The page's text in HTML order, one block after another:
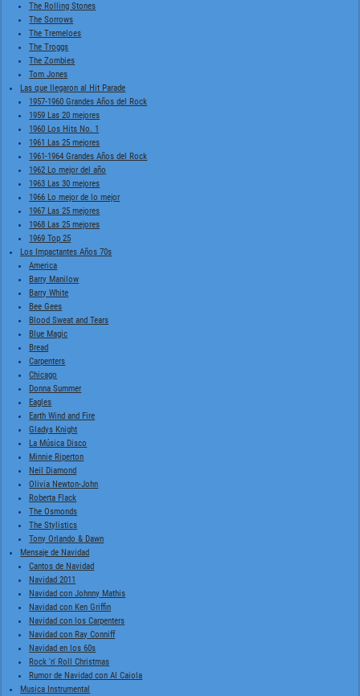
The Rolling Stones
The Sorrows
The Tremeloes
The Troggs
The Zombies
Tom Jones
Las que llegaron al Hit Parade
1957-1960 Grandes Años del Rock
1959 Las 20 mejores
1960 Los Hits No. 1
1961 Las 25 mejores
1961-1964 Grandes Años del Rock
1962 Lo mejor del año
1963 Las 30 mejores
1966 Lo mejor de lo mejor
1967 Las 25 mejores
1968 Las 25 mejores
1969 Top 25
Los Impactantes Años 70s
America
Barry Manilow
Barry White
Bee Gees
Blood Sweat and Tears
Blue Magic
Bread
Carpenters
Chicago
Donna Summer
Eagles
Earth Wind and Fire
Gladys Knight
La Música Disco
Minnie Riperton
Neil Diamond
Olivia Newton-John
Roberta Flack
The Osmonds
The Stylistics
Tony Orlando & Dawn
Mensaje de Navidad
Cantos de Navidad
Navidad 2011
Navidad con Johnny Mathis
Navidad con Ken Griffin
Navidad con los Carpenters
Navidad con Ray Conniff
Navidad en los 60s
Rock 'n' Roll Christmas
Rumor de Navidad con Al Caiola
Musica Instrumental